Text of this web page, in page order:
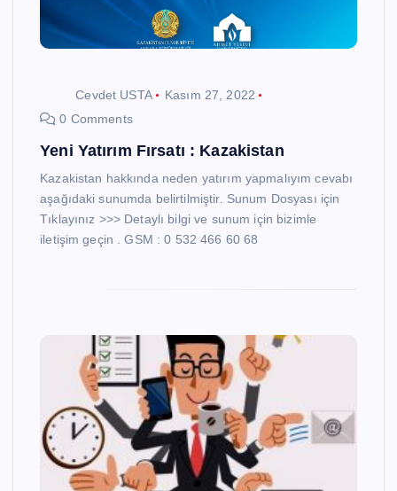
Cevdet USTA
Kasım 27, 2022
0 Comments
Yeni Yatırım Fırsatı : Kazakistan
Kazakistan hakkında neden yatırım yapmalıyım cevabı
aşağıdaki sunumda belirtilmiştir. Sunum Dosyası için
Tıklayınız >>> Detaylı bilgi ve sunum için bizimle
iletişim geçin . GSM : 0 532 466 60 68